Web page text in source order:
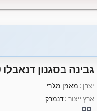
גבינה בסגנון דנאבלו 100 גרם
יצרן : מאמן מג'רי
ארץ ייצור :דנמרק